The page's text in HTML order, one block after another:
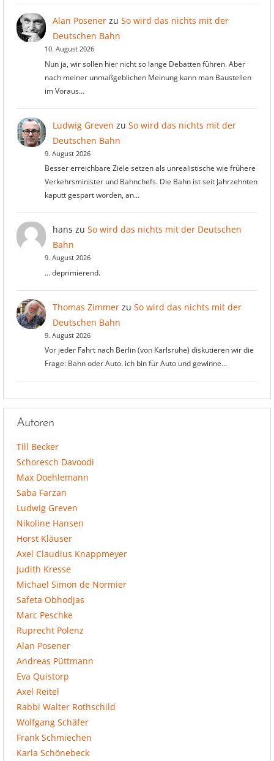
Alan Posenerzu So wird das nichts mit der
Deutschen Bahn
10. August 2026
Nun ja, wir sollen hier nicht so lange Debatten führen. Aber
nach meiner unmaßgeblichen Meinung kann man Baustellen
im Voraus…
Ludwig Greven zu So wird das nichts mit der
Deutschen Bahn
9. August 2026
Besser erreichbare Ziele setzen als unrealistische wie frühere
Verkehrsminister und Bahnchefs. Die Bahn ist seit Jahrzehnten
kaputt gespart worden, an…
hans zu So wird das nichts mit der Deutschen
Bahn
9. August 2026
... deprimierend.
Thomas Zimmerzu So wird das nichts mit der
Deutschen Bahn
9. August 2026
Vor jeder Fahrt nach Berlin (von Karlsruhe) diskutieren wir die
Frage: Bahn oder Auto. ich bin für Auto und gewinne…
Autoren
Till Becker
Schoresch Davoodi
Max Doehlemann
Saba Farzan
Ludwig Greven
Nikoline Hansen
Horst Kläuser
Axel Claudius Knappmeyer
Judith Kresse
Michael Simon de Normier
Safeta Obhodjas
Marc Peschke
Ruprecht Polenz
Alan Posener
Andreas Püttmann
Eva Quistorp
Axel Reitel
Rabbi Walter Rothschild
Wolfgang Schäfer
Frank Schmiechen
Karla Schönebeck